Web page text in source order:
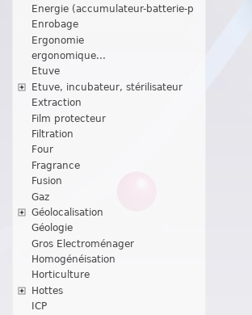
Energie (accumulateur-batterie-p
Enrobage
Ergonomie
ergonomique...
Etuve
Etuve, incubateur, stérilisateur
Extraction
Film protecteur
Filtration
Four
Fragrance
Fusion
Gaz
Géolocalisation
Géologie
Gros Electroménager
Homogénéisation
Horticulture
Hottes
ICP